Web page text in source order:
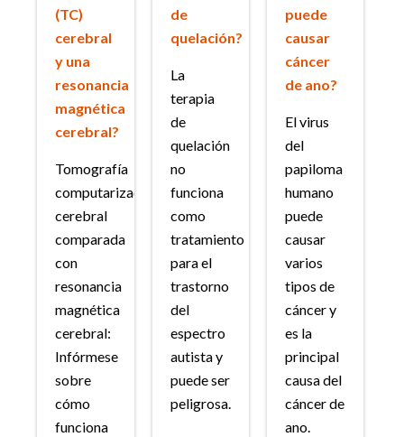
(TC)
cerebral
y una
resonancia
magnética
cerebral?
Tomografía
computarizada
cerebral
comparada
con
resonancia
magnética
cerebral:
Infórmese
sobre
cómo
funciona
de
quelación?
La
terapia
de
quelación
no
funciona
como
tratamiento
para el
trastorno
del
espectro
autista y
puede ser
peligrosa.
puede
causar
cáncer
de ano?
El virus
del
papiloma
humano
puede
causar
varios
tipos de
cáncer y
es la
principal
causa del
cáncer de
ano.